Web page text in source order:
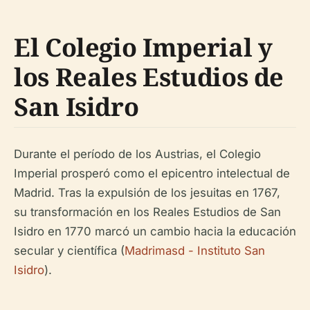
El Colegio Imperial y
los Reales Estudios de
San Isidro
Durante el período de los Austrias, el Colegio
Imperial prosperó como el epicentro intelectual de
Madrid. Tras la expulsión de los jesuitas en 1767,
su transformación en los Reales Estudios de San
Isidro en 1770 marcó un cambio hacia la educación
secular y científica (Madrimasd - Instituto San
Isidro).